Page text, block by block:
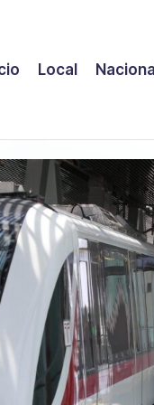
Local